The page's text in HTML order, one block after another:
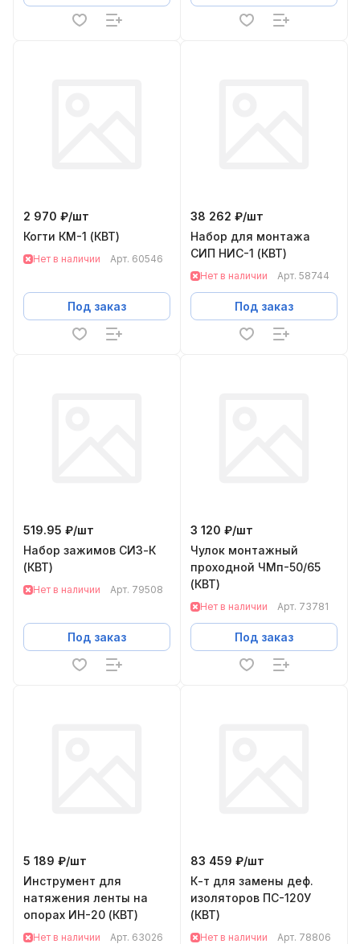
2 970 ₽/шт
Когти КМ-1 (КВТ)
Нет в наличии Арт. 60546
Под заказ
38 262 ₽/шт
Набор для монтажа
СИП НИС-1 (КВТ)
Нет в наличии Арт. 58744
Под заказ
519.95 ₽/шт
Набор зажимов СИЗ-К
(КВТ)
Нет в наличии Арт. 79508
Под заказ
3 120 ₽/шт
Чулок монтажный
проходной ЧМп-50/65
(КВТ)
Нет в наличии Арт. 73781
Под заказ
5 189 ₽/шт
Инструмент для
натяжения ленты на
опорах ИН-20 (КВТ)
Нет в наличии Арт. 63026
83 459 ₽/шт
К-т для замены деф.
изоляторов ПС-120У
(КВТ)
Нет в наличии Арт. 78806